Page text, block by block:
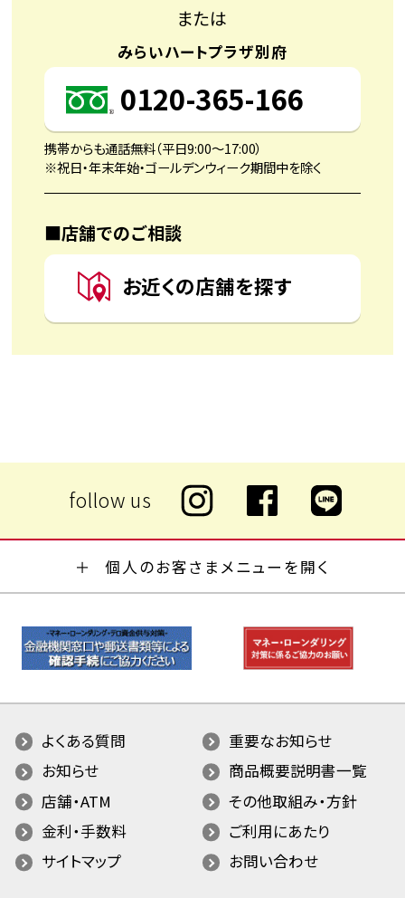
または
みらいハートプラザ別府
0120-365-166
携帯からも通話無料（平日9:00〜17:00）
※祝日・年末年始・ゴールデンウィーク期間中を除く
■店舗でのご相談
お近くの店舗を探す
個人のお客さまメニューを開く
よくある質問
重要なお知らせ
お知らせ
商品概要説明書一覧
店舗・ATM
その他取組み・方針
金利・手数料
ご利用にあたり
サイトマップ
お問い合わせ